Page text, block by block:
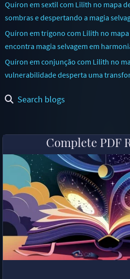
Quíron em sextil com Lilith no mapa
sombras e despertando a magia
Quíron em trígono com Lilith no
encontra magia selvagem em
Quíron em conjunção com Lilith no
vulnerabilidade desperta uma
Search blogs
Complete PDF